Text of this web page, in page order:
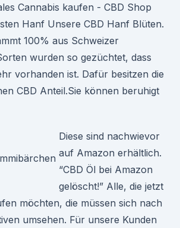
Cannabis kaufen - CBD Shop
Hanf Unsere CBD Hanf Blüten.
100% aus Schweizer
wurden so gezüchtet, dass
vorhanden ist. Dafür besitzen die
CBD Anteil.Sie können beruhigt
Diese sind nachwievor
auf Amazon erhältlich.
“CBD Öl bei Amazon
gelöscht!” Alle, die jetzt
möchten, die müssen sich nach
umsehen. Für unsere Kunden